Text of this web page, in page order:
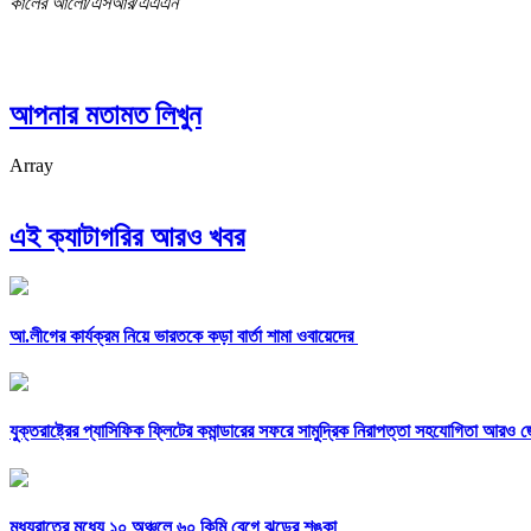
আপনার মতামত লিখুন
Array
এই ক্যাটাগরির আরও খবর
আ.লীগের কার্যক্রম নিয়ে ভারতকে কড়া বার্তা শামা ওবায়েদের
যুক্তরাষ্ট্রের প্যাসিফিক ফ্লিটের কমান্ডারের সফরে সামুদ্রিক নিরাপত্তা সহযোগিতা আরও
মধ্যরাতের মধ্যে ১০ অঞ্চলে ৬০ কিমি বেগে ঝড়ের শঙ্কা